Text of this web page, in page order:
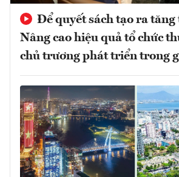
Để quyết sách tạo ra
Nâng cao hiệu quả tổ chức
chủ trương phát triển trong